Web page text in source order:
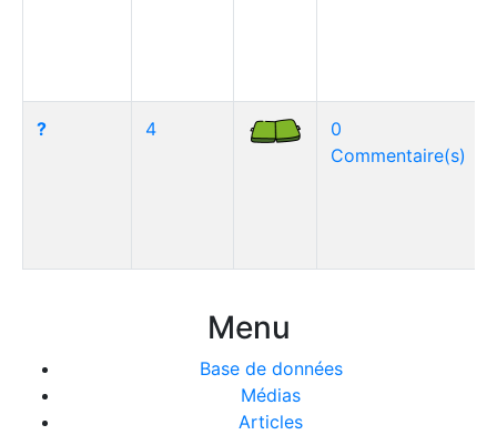
? 4
0
Commentaire(s)
Menu
Base de données
Médias
Articles